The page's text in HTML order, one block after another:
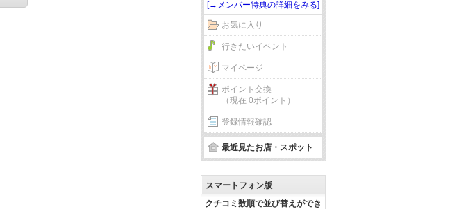
[→メンバー特典の詳細をみる]
お気に入り
行きたいイベント
マイページ
ポイント交換
（現在 0ポイント）
登録情報確認
最近見たお店・スポット
スマートフォン版
クチコミ数順で並び替えができ